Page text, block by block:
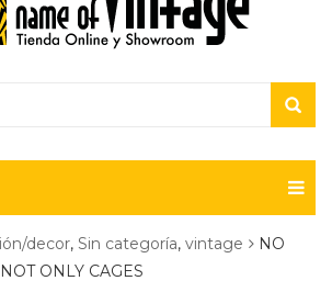
decor, Sin categoría, vintage
NO
ONLY CAGES